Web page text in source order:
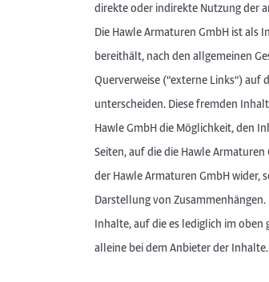
direkte oder indirekte Nutzung der
Die Hawle Armaturen GmbH ist als
bereithält, nach den allgemeinen
Querverweise ("externe Links") auf
unterscheiden. Diese fremden
Hawle GmbH die Möglichkeit, den
Seiten, auf die die Hawle
der Hawle Armaturen GmbH
Darstellung von
Inhalte, auf die es lediglich im
alleine bei dem Anbieter der Inhalte.